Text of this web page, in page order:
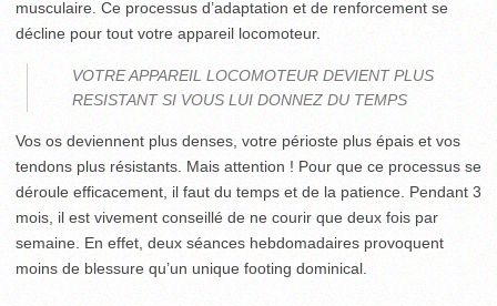
musculaire. Ce processus d’adaptation et de renforcement se
décline pour tout votre appareil locomoteur.
VOTRE APPAREIL LOCOMOTEUR DEVIENT PLUS
RESISTANT SI VOUS LUI DONNEZ DU TEMPS
Vos os deviennent plus denses, votre périoste plus épais et vos
tendons plus résistants. Mais attention ! Pour que ce processus se
déroule efficacement, il faut du temps et de la patience. Pendant 3
mois, il est vivement conseillé de ne courir que deux fois par
semaine. En effet, deux séances hebdomadaires provoquent
moins de blessure qu’un unique footing dominical.